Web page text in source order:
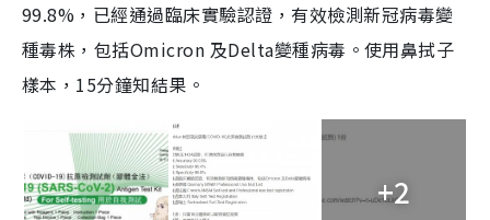
99.8%，已經通過臨床實驗認證，有效檢測新冠病毒變
種毒株，包括Omicron 及Delta變種病毒。使用鼻拭子
樣本，15分鐘知結果。
+2